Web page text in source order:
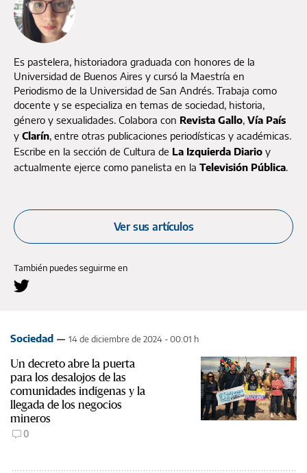
Es pastelera, historiadora graduada con honores de la
Universidad de Buenos Aires y cursó la Maestría en
Periodismo de la Universidad de San Andrés. Trabaja como
docente y se especializa en temas de sociedad, historia,
género y sexualidades. Colabora con Revista Gallo, Vía País
y Clarín, entre otras publicaciones periodísticas y académicas.
Escribe en la sección de Cultura de La Izquierda Diario y
actualmente ejerce como panelista en la Televisión Pública.
Ver sus artículos
También puedes seguirme en
Sociedad 14 de diciembre de 2024 - 00:01 h
Un decreto abre la puerta
para los desalojos de las
comunidades indígenas y la
llegada de los negocios
mineros
0